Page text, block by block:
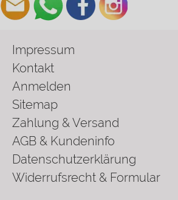
Impressum
Kontakt
Anmelden
Sitemap
Zahlung & Versand
AGB & Kundeninfo
Datenschutzerklärung
Widerrufsrecht & Formular